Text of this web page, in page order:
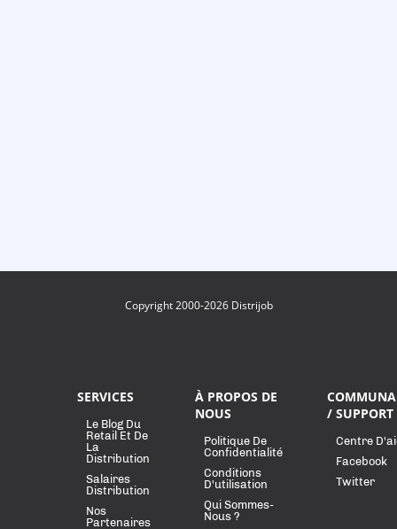
Copyright 2000-2026 Distrijob
SERVICES
Le Blog Du
Retail Et De
La
Distribution
Salaires
Distribution
Nos
Partenaires
À PROPOS DE
NOUS
Politique De
Confidentialité
Conditions
D'utilisation
Qui Sommes-
Nous ?
/ SUPPORT
Centre
Facebook
Twitter